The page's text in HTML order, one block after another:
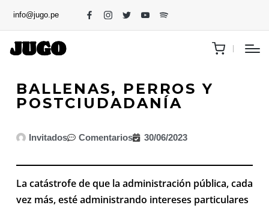
info@jugo.pe
BALLENAS, PERROS Y
POSTCIUDADANÍA
Invitados Comentarios 30/06/2023
La catástrofe de que la administración pública, cada
vez más, esté administrando intereses particulares